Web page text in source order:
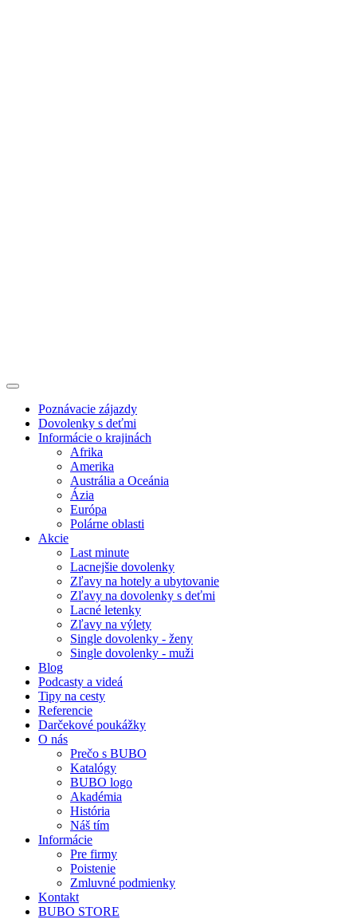
Poznávacie zájazdy
Dovolenky s deťmi
Informácie o krajinách
Afrika
Amerika
Austrália a Oceánia
Ázia
Európa
Polárne oblasti
Akcie
Last minute
Lacnejšie dovolenky
Zľavy na hotely a ubytovanie
Zľavy na dovolenky s deťmi
Lacné letenky
Zľavy na výlety
Single dovolenky - ženy
Single dovolenky - muži
Blog
Podcasty a videá
Tipy na cesty
Referencie
Darčekové poukážky
O nás
Prečo s BUBO
Katalógy
BUBO logo
Akadémia
História
Náš tím
Informácie
Pre firmy
Poistenie
Zmluvné podmienky
Kontakt
BUBO STORE